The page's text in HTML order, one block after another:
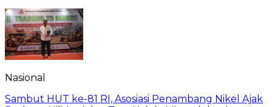
Nasional
Sambut HUT ke-81 RI, Asosiasi Penambang Nikel Ajak